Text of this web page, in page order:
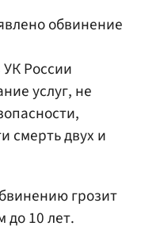
обвинение
УК России
услуг, не
смерть двух и
грозит
10 лет.